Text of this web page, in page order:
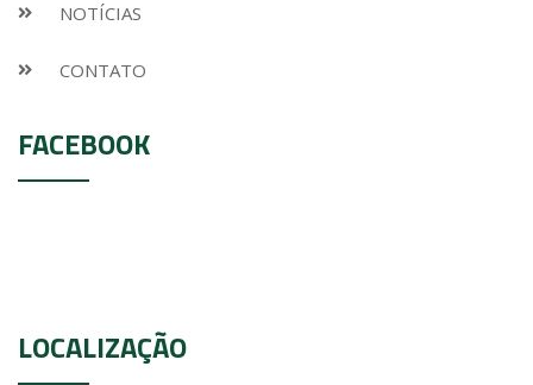
NOTÍCIAS
CONTATO
FACEBOOK
LOCALIZAÇÃO